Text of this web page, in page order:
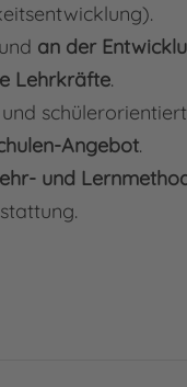
an der
Lehrkräfte.
Angebot.
und